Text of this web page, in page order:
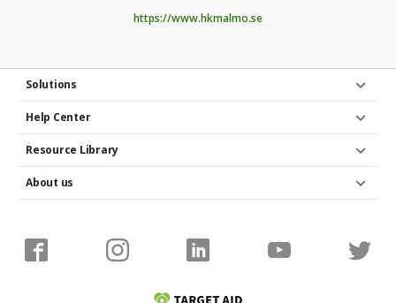
https://www.hkmalmo.se
Solutions
Help Center
Resource Library
About us